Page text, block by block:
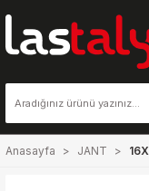
Anasayfa JANT